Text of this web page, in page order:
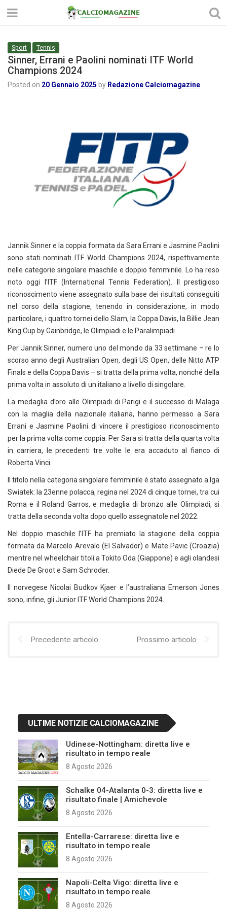
Sport Tennis
Sinner, Errani e Paolini nominati ITF World
Champions 2024
Posted on 20 Gennaio 2025 by Redazione Calciomagazine
Jannik Sinner e la coppia formata da Sara Errani e Jasmine Paolini
sono stati nominati ITF World Champions 2024, rispettivamente
nelle categorie singolare maschile e doppio femminile. Lo ha reso
noto oggi l’ITF (International Tennis Federation). Il prestigioso
riconoscimento viene assegnato sulla base dei risultati conseguiti
nel corso della stagione, tenendo in considerazione, in modo
particolare, i quattro tornei dello Slam, la Coppa Davis, la Billie Jean
King Cup by Gainbridge, le Olimpiadi e le Paralimpiadi.
Per Jannik Sinner, numero uno del mondo da 33 settimane – re lo
scorso anno degli Australian Open, degli US Open, delle Nitto ATP
Finals e della Coppa Davis – si tratta della prima volta, nonché della
prima volta in assoluto di un italiano a livello di singolare.
La medaglia d’oro alle Olimpiadi di Parigi e il successo di Malaga
con la maglia della nazionale italiana, hanno permesso a Sara
Errani e Jasmine Paolini di vincere il prestigioso riconoscimento
per la prima volta come coppia. Per Sara si tratta della quarta volta
in carriera, le precedenti tre volte le era accaduto al fianco di
Roberta Vinci.
Il titolo nella categoria singolare femminile è stato assegnato a Iga
Swiatek: la 23enne polacca, regina nel 2024 di cinque tornei, tra cui
Roma e il Roland Garros, e medaglia di bronzo alle Olimpiadi, si
tratta della seconda volta dopo quello assegnatole nel 2022.
Nel doppio maschile l’ITF ha premiato la stagione della coppia
formata da Marcelo Arevalo (El Salvador) e Mate Pavic (Croazia)
mentre nel wheelchair titoli a Tokito Oda (Giappone) e agli olandesi
Diede De Groot e Sam Schroder.
Il norvegese Nicolai Budkov Kjaer e l’australiana Emerson Jones
sono, infine, gli Junior ITF World Champions 2024.
Precedente articolo Prossimo articolo
ULTIME NOTIZIE CALCIOMAGAZINE
Udinese-Nottingham: diretta live e
risultato in tempo reale
8 Agosto 2026
Schalke 04-Atalanta 0-3: diretta live e
risultato finale | Amichevole
8 Agosto 2026
Entella-Carrarese: diretta live e
risultato in tempo reale
8 Agosto 2026
Napoli-Celta Vigo: diretta live e
risultato in tempo reale
8 Agosto 2026